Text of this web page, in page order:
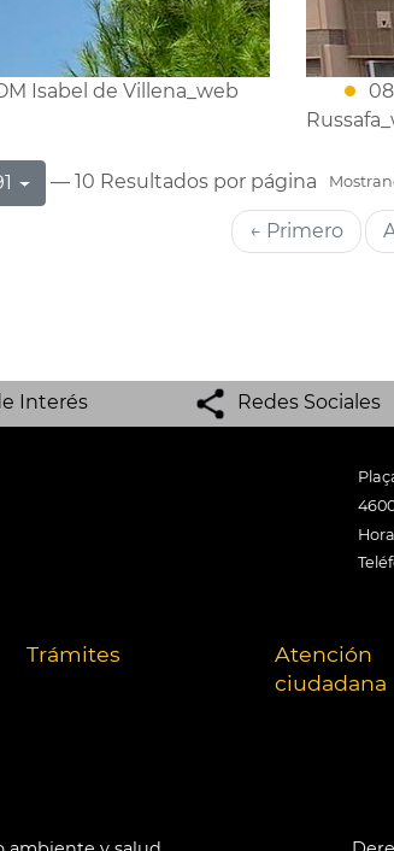
Isabel de Villena_web
— 10 Resultados por página
← Primero
Interés Redes Sociales
Trámites
Atención
ciudadana